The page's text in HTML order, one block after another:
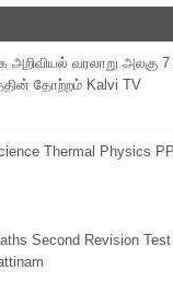
அறிவியல் வரலாறு அலகு 7
தோற்றம் Kalvi TV
Thermal Physics
Second Revision